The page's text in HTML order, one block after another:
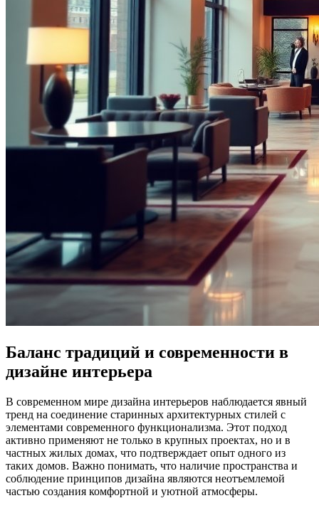
Баланс традиций и современности в
дизайне интерьера
В современном мире дизайна интерьеров наблюдается явный
тренд на соединение старинных архитектурных стилей с
элементами современного функционализма. Этот подход
активно применяют не только в крупных проектах, но и в
частных жилых домах, что подтверждает опыт одного из
таких домов. Важно понимать, что наличие пространства и
соблюдение принципов дизайна являются неотъемлемой
частью создания комфортной и уютной атмосферы.